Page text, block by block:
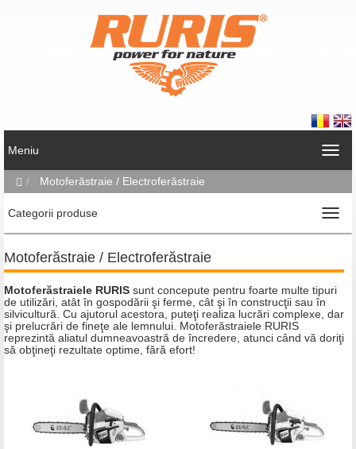
Meniu
Motoferăstraie / Electroferăstraie
Categorii produse
Motoferăstraie / Electroferăstraie
Motoferăstraiele RURIS sunt concepute pentru foarte multe tipuri
de utilizări, atât în gospodării şi ferme, cât şi în construcţii sau în
silvicultură. Cu ajutorul acestora, puteţi realiza lucrări complexe, dar
şi prelucrări de fineţe ale lemnului. Motoferăstraiele RURIS
reprezintă aliatul dumneavoastră de încredere, atunci când vă doriţi
să obţineţi rezultate optime, fără efort!